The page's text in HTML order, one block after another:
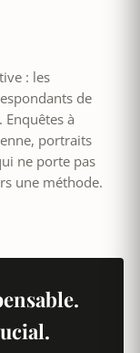
: les
de
à
portraits
ne porte pas
une méthode.